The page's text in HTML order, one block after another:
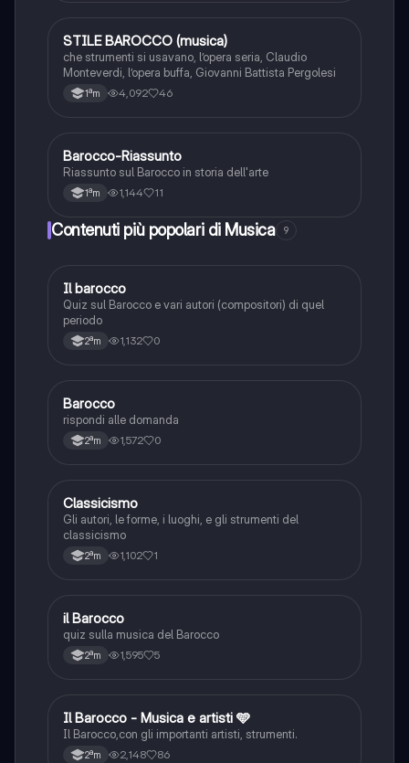
Musica
STILE BAROCCO (musica)
che strumenti si usavano, l’opera seria, Claudio
Monteverdi, l’opera buffa, Giovanni Battista Pergolesi
1ªm 4,092 46
Storia dell'arte
Barocco-Riassunto
Riassunto sul Barocco in storia dell'arte
1ªm 1,144 11
Contenuti più popolari di Musica 9
IMusica
Il barocco
Quiz sul Barocco e vari autori (compositori) di quel
periodo
2ªm 1,132 0
BMusica
Barocco
rispondi alle domanda
2ªm 1,572 0
CMusica
Classicismo
Gli autori, le forme, i luoghi, e gli strumenti del
classicismo
2ªm 1,102 1
IMusica
il Barocco
quiz sulla musica del Barocco
2ªm 1,595 5
Musica
Il Barocco - Musica e artisti 🩵
Il Barocco,con gli importanti artisti, strumenti.
2ªm 2,148 86